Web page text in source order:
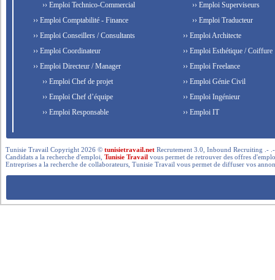
›› Emploi Technico-Commercial
›› Emploi Comptabilité - Finance
›› Emploi Conseillers / Consultants
›› Emploi Coordinateur
›› Emploi Directeur / Manager
›› Emploi Chef de projet
›› Emploi Chef d’équipe
›› Emploi Responsable
›› Emploi Superviseurs
›› Emploi Traducteur
›› Emploi Architecte
›› Emploi Esthétique / Coiffure
›› Emploi Freelance
›› Emploi Génie Civil
›› Emploi Ingénieur
›› Emploi IT
Tunisie Travail Copyright 2026 ©tunisietravail.net Recrutement 3.0, Inbound Recruiting .-
Candidats a la recherche d'emploi,Tunisie Travail vous permet de retrouver des offres
Entreprises a la recherche de collaborateurs, Tunisie Travail vous permet de diffuser vos